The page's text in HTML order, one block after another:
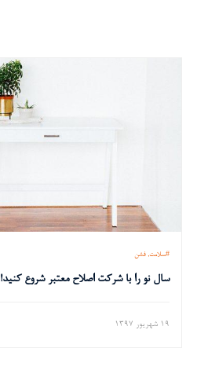
سلامت فشن
سال نو را با شرکت اصلاح معتبر شروع کنید!
19 شهریور 1397